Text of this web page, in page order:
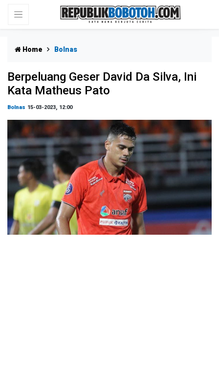
Home Bolnas
Berpeluang Geser David Da Silva, Ini
Kata Matheus Pato
Bolnas 15-03-2023, 12:00